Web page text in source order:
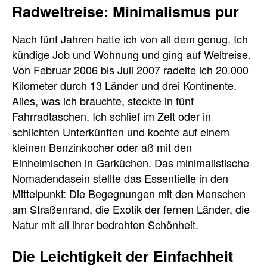
Radweltreise: Minimalismus pur
Nach fünf Jahren hatte ich von all dem genug. Ich
kündige Job und Wohnung und ging auf Weltreise.
Von Februar 2006 bis Juli 2007 radelte ich 20.000
Kilometer durch 13 Länder und drei Kontinente.
Alles, was ich brauchte, steckte in fünf
Fahrradtaschen. Ich schlief im Zelt oder in
schlichten Unterkünften und kochte auf einem
kleinen Benzinkocher oder aß mit den
Einheimischen in Garküchen. Das minimalistische
Nomadendasein stellte das Essentielle in den
Mittelpunkt: Die Begegnungen mit den Menschen
am Straßenrand, die Exotik der fernen Länder, die
Natur mit all ihrer bedrohten Schönheit.
Die Leichtigkeit der Einfachheit